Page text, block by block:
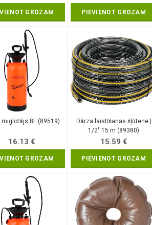
GROZAM PIEVIENOT GROZAM
miglotājs 8L (89519)
16.13 €
GROZAM
Dārza laistīšanas šļūtene |
1/2″ 15 m (89380)
15.59 €
PIEVIENOT GROZAM